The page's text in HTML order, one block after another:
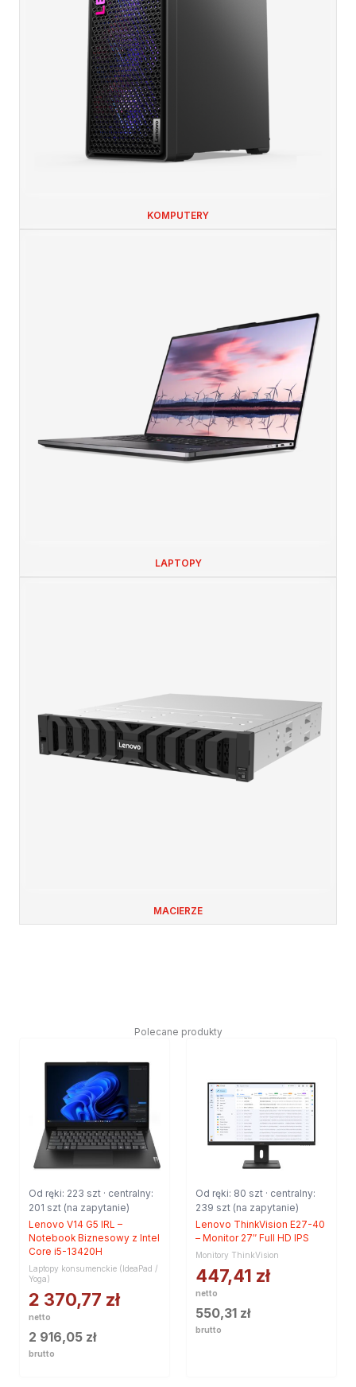
KOMPUTERY
LAPTOPY
MACIERZE
Polecane produkty
Od ręki: 223 szt · centralny:
201 szt (na zapytanie)
Lenovo V14 G5 IRL –
Notebook Biznesowy z Intel
Core i5-13420H
Laptopy konsumenckie (IdeaPad /
Yoga)
2 370,77 zł
netto
2 916,05 zł
brutto
Od ręki: 80 szt · centralny:
239 szt (na zapytanie)
Lenovo ThinkVision E27-40
– Monitor 27″ Full HD IPS
Monitory ThinkVision
447,41 zł
netto
550,31 zł
brutto